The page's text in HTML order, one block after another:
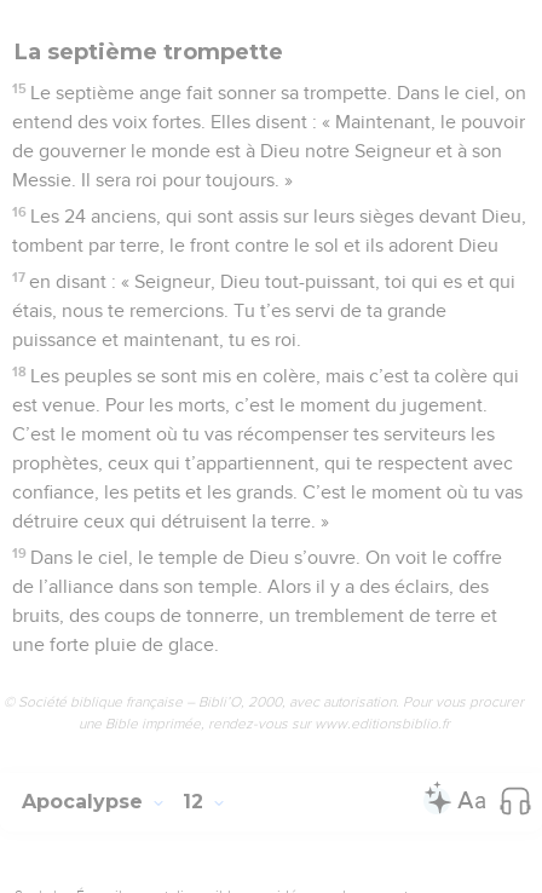
La septième trompette
15 Le septième ange fait sonner sa trompette. Dans le ciel, on
entend des voix fortes. Elles disent : « Maintenant, le pouvoir
de gouverner le monde est à Dieu notre Seigneur et à son
Messie. Il sera roi pour toujours. »
16 Les 24 anciens, qui sont assis sur leurs sièges devant Dieu,
tombent par terre, le front contre le sol et ils adorent Dieu
17 en disant : « Seigneur, Dieu tout-puissant, toi qui es et qui
étais, nous te remercions. Tu t’es servi de ta grande
puissance et maintenant, tu es roi.
18 Les peuples se sont mis en colère, mais c’est ta colère qui
est venue. Pour les morts, c’est le moment du jugement.
C’est le moment où tu vas récompenser tes serviteurs les
prophètes, ceux qui t’appartiennent, qui te respectent avec
confiance, les petits et les grands. C’est le moment où tu vas
détruire ceux qui détruisent la terre. »
19 Dans le ciel, le temple de Dieu s’ouvre. On voit le coffre
de l’alliance dans son temple. Alors il y a des éclairs, des
bruits, des coups de tonnerre, un tremblement de terre et
une forte pluie de glace.
© Société biblique française – Bibli’O, 2000, avec autorisation. Pour vous procurer
une Bible imprimée, rendez-vous sur www.editionsbiblio.fr
Apocalypse 12